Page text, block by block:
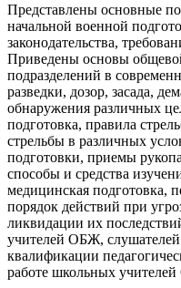
Представлены основные
начальной военной
законодательства,
Приведены основы
подразделений в
разведки, дозор, засада,
обнаружения различных
подготовка, правила
стрельбы в различных
подготовки, приемы
способы и средства
медицинская подготовка,
порядок действий при
ликвидации их
учителей ОБЖ,
квалификации
работе школьных